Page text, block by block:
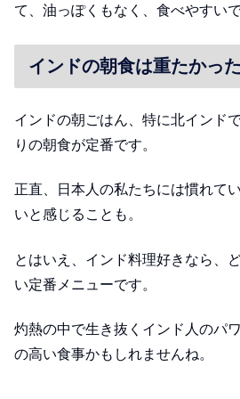
て、油っぽくもなく、食べやすいで
インドの朝食は重たかった
インドの朝ごはん、特に北インド
りの朝食が定番です。
正直、日本人の私たちには慣れて
いと感じることも。
とはいえ、インド料理好きなら、
い定番メニューです。
灼熱の中で生き抜くインド人のパ
の高い食事かもしれませんね。